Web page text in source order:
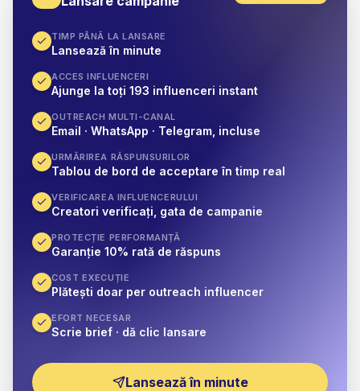
TIMP PÂNĂ LA LANSARE
Lansează în minute
ACCES INFLUENCERI
Ajunge la toți 193 influenceri instant
OUTREACH MULTI-CANAL
Email · WhatsApp · Telegram, incluse
URMĂRIREA RĂSPUNSURILOR
Tablou de bord de acceptare în timp real
VERIFICAREA INFLUENCERULUI
Creatori verificați, gata de campanie
PROTECȚIE PERFORMANȚĂ
Garanție 10% rată de răspuns
COST EXECUȚIE
Plătești doar per outreach influencer
EFORT NECESAR
Scrie brief · dă clic lansare
Lansează în minute